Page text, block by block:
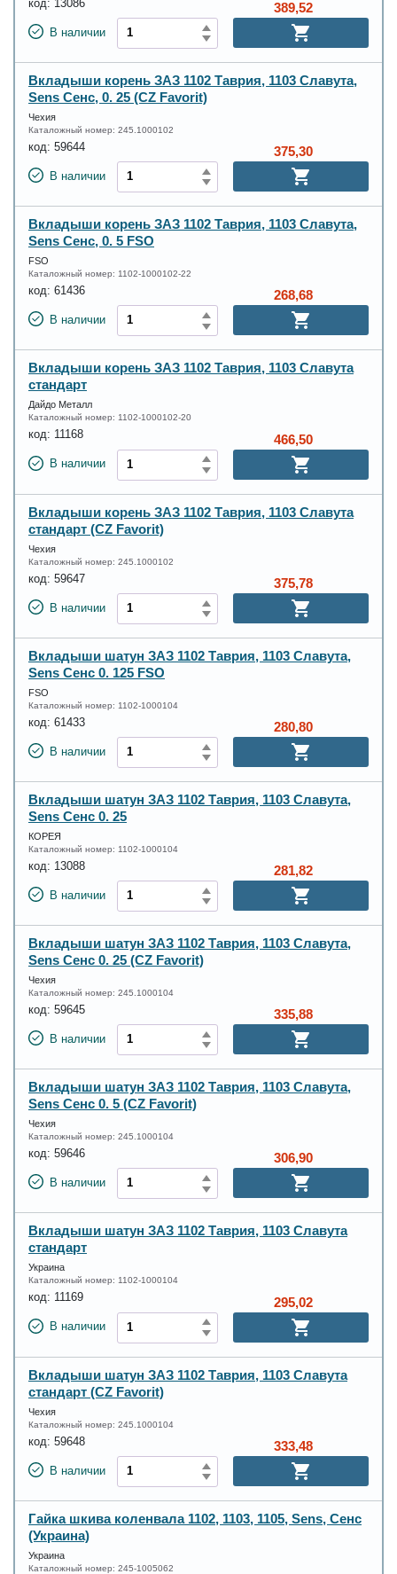
код: 13086
В наличии
389,52
Вкладыши корень ЗАЗ 1102 Таврия, 1103 Славута,
Sens Сенс, 0. 25 (CZ Favorit)
Чехия
Каталожный номер: 245.1000102
код: 59644
В наличии
375,30
Вкладыши корень ЗАЗ 1102 Таврия, 1103 Славута,
Sens Сенс, 0. 5 FSO
FSO
Каталожный номер: 1102-1000102-22
код: 61436
В наличии
268,68
Вкладыши корень ЗАЗ 1102 Таврия, 1103 Славута
стандарт
Дайдо Металл
Каталожный номер: 1102-1000102-20
код: 11168
В наличии
466,50
Вкладыши корень ЗАЗ 1102 Таврия, 1103 Славута
стандарт (CZ Favorit)
Чехия
Каталожный номер: 245.1000102
код: 59647
В наличии
375,78
Вкладыши шатун ЗАЗ 1102 Таврия, 1103 Славута,
Sens Сенс 0. 125 FSO
FSO
Каталожный номер: 1102-1000104
код: 61433
В наличии
280,80
Вкладыши шатун ЗАЗ 1102 Таврия, 1103 Славута,
Sens Сенс 0. 25
КОРЕЯ
Каталожный номер: 1102-1000104
код: 13088
В наличии
281,82
Вкладыши шатун ЗАЗ 1102 Таврия, 1103 Славута,
Sens Сенс 0. 25 (CZ Favorit)
Чехия
Каталожный номер: 245.1000104
код: 59645
В наличии
335,88
Вкладыши шатун ЗАЗ 1102 Таврия, 1103 Славута,
Sens Сенс 0. 5 (CZ Favorit)
Чехия
Каталожный номер: 245.1000104
код: 59646
В наличии
306,90
Вкладыши шатун ЗАЗ 1102 Таврия, 1103 Славута
стандарт
Украина
Каталожный номер: 1102-1000104
код: 11169
В наличии
295,02
Вкладыши шатун ЗАЗ 1102 Таврия, 1103 Славута
стандарт (CZ Favorit)
Чехия
Каталожный номер: 245.1000104
код: 59648
В наличии
333,48
Гайка шкива коленвала 1102, 1103, 1105, Sens, Сенс
(Украина)
Украина
Каталожный номер: 245-1005062